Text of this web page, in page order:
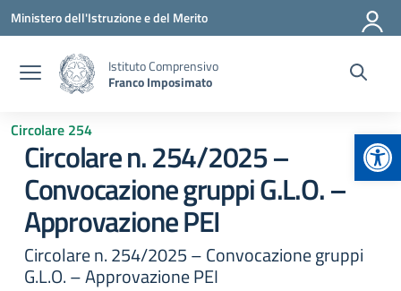
Vai ai contenuti
Vai al menu di navigazione
Vai al footer
Ministero dell'Istruzione e del Merito
Istituto Comprensivo
Franco Imposimato
Circolare 254
Circolare n. 254/2025 –
Convocazione gruppi G.L.O. –
Approvazione PEI
Circolare n. 254/2025 – Convocazione gruppi
G.L.O. – Approvazione PEI